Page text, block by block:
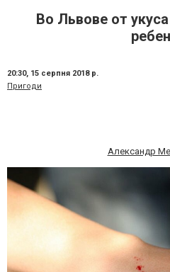
Во Львове от
20:30, 15 серпня 2018 р.
Пригоди
Александр